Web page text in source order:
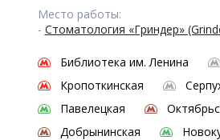
Место работы:
- Стоматология «Гриндер»
Библиотека им. Ленина
Кропоткинская
Павелецкая
Добрынинская